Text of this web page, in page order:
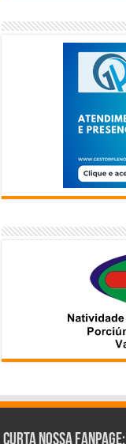
Curta Nossa Fanpage: